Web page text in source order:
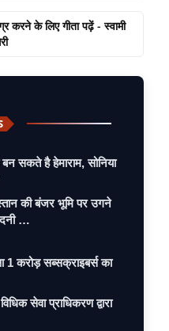
करने के लिए गीता पढ़ें - स्वामी
सकते है हेमाराम, सोनिया
की बंजर भूमि पर उगने
…
करोड़ सब्सक्राइबर्स का
सेवा प्राधिकरण द्वारा